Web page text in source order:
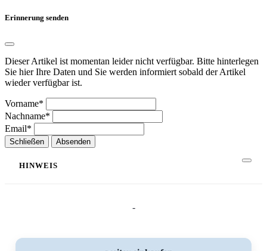
Erinnerung senden
Dieser Artikel ist momentan leider nicht verfügbar. Bitte hinterlegen
Sie hier Ihre Daten und Sie werden informiert sobald der Artikel
wieder verfügbar ist.
Vorname*
Nachname*
Email*
Schließen Absenden
HINWEIS
-